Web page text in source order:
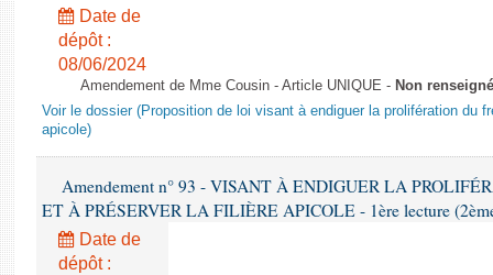
Date de
dépôt :
08/06/2024
Amendement de Mme Cousin - Article UNIQUE - Non renseigné
Voir le dossier (Proposition de loi visant à endiguer la prolifération du
apicole)
Amendement n° 93 - VISANT À ENDIGUER LA
ET À PRÉSERVER LA FILIÈRE APICOLE - 1ère lecture
Date de
dépôt :